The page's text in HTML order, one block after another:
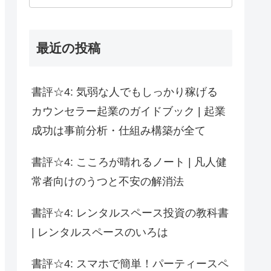
最近の投稿
書評☆4: 気弱な人でもしっかり稼げる
カウンセラー起業のガイドブック | 起業
成功は事前分析・仕組み構築が全て
書評☆4: こころが晴れるノート | 凡人健
常者向けのうつと不安の解消法
書評☆4: レンタルスペース投資の教科書
| レンタルスペースのいろは
書評☆4: スマホで簡単！パーティースペ